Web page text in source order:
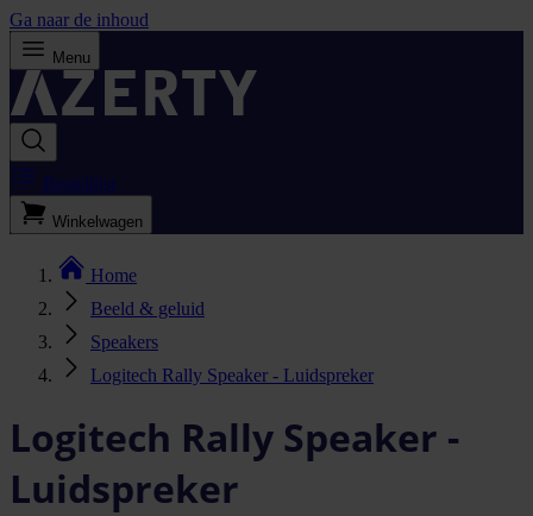
Ga naar de inhoud
Menu
Bestellijst
Winkelwagen
Home
Beeld & geluid
Speakers
Logitech Rally Speaker - Luidspreker
Logitech Rally Speaker -
Luidspreker